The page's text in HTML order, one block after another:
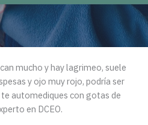
mucho y hay lagrimeo, suele
y ojo muy rojo, podría ser
automediques con gotas de
en DCEO.